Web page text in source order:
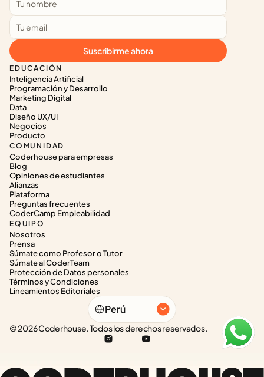
EDUCACIÓN
Inteligencia Artificial
Programación y Desarrollo
Marketing Digital
Data
Diseño UX/UI
Negocios
Producto
COMUNIDAD
Coderhouse para empresas
Blog
Opiniones de estudiantes
Alianzas
Plataforma
Preguntas frecuentes
CoderCamp Empleabilidad
EQUIPO
Nosotros
Prensa
Súmate como Profesor o Tutor
Súmate al CoderTeam
Protección de Datos personales
Términos y Condiciones
Lineamientos Editoriales
Suscribirme ahora
Select Language
Perú
© 2026 Coderhouse. Todos los derechos reservados.